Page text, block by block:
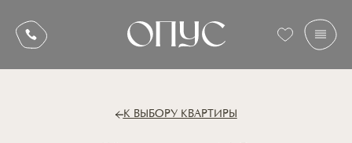
К ВЫБОРУ КВАРТИРЫ